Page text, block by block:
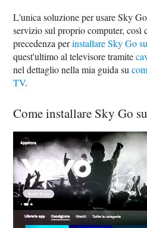
L'unica soluzione per usare Sky
servizio sul proprio computer, così
precedenza perinstallare Sky Go
quest'ultimo al televisore tramite
nel dettaglio nella mia guida su
TV.
Come installare Sky Go